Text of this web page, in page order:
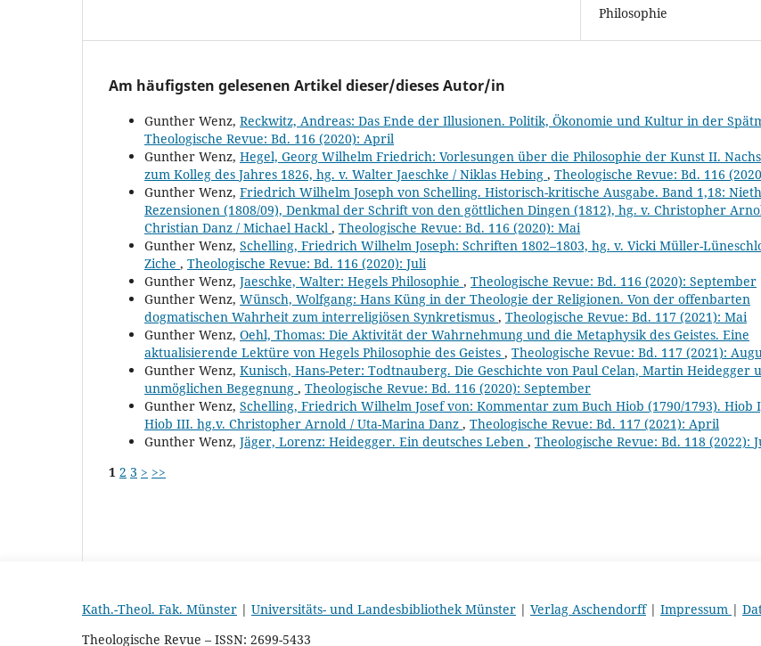
Philosophie
Am häufigsten gelesenen Artikel dieser/dieses Autor/in
Gunther Wenz, Reckwitz, Andreas: Das Ende der Illusionen. Politik, Ökonomie und Kultur in der
Theologische Revue: Bd. 116 (2020): April
Gunther Wenz, Hegel, Georg Wilhelm Friedrich: Vorlesungen über die Philosophie der Kunst II.
zum Kolleg des Jahres 1826, hg. v. Walter Jaeschke / Niklas Hebing , Theologische Revue: Bd. 116
Gunther Wenz, Friedrich Wilhelm Joseph von Schelling. Historisch-kritische Ausgabe. Band 1,18:
Rezensionen (1808/09), Denkmal der Schrift von den göttlichen Dingen (1812), hg. v. Christopher
Christian Danz / Michael Hackl , Theologische Revue: Bd. 116 (2020): Mai
Gunther Wenz, Schelling, Friedrich Wilhelm Joseph: Schriften 1802–1803, hg. v. Vicki Müller-
Ziche , Theologische Revue: Bd. 116 (2020): Juli
Gunther Wenz, Jaeschke, Walter: Hegels Philosophie , Theologische Revue: Bd. 116 (2020): September
Gunther Wenz, Wünsch, Wolfgang: Hans Küng in der Theologie der Religionen. Von der offenbarten
dogmatischen Wahrheit zum interreligiösen Synkretismus , Theologische Revue: Bd. 117 (2021): Mai
Gunther Wenz, Oehl, Thomas: Die Aktivität der Wahrnehmung und die Metaphysik des Geistes. Eine
aktualisierende Lektüre von Hegels Philosophie des Geistes , Theologische Revue: Bd. 117 (2021):
Gunther Wenz, Kunisch, Hans-Peter: Todtnauberg. Die Geschichte von Paul Celan, Martin Heidegger
unmöglichen Begegnung , Theologische Revue: Bd. 116 (2020): September
Gunther Wenz, Schelling, Friedrich Wilhelm Josef von: Kommentar zum Buch Hiob (1790/1793). Hiob
Hiob III. hg.v. Christopher Arnold / Uta-Marina Danz , Theologische Revue: Bd. 117 (2021): April
Gunther Wenz, Jäger, Lorenz: Heidegger. Ein deutsches Leben , Theologische Revue: Bd. 118 (2022):
1 2 3 > >>
Kath.-Theol. Fak. Münster | Universitäts- und Landesbibliothek Münster | Verlag Aschendorff| Impressum |
Theologische Revue – ISSN: 2699-5433